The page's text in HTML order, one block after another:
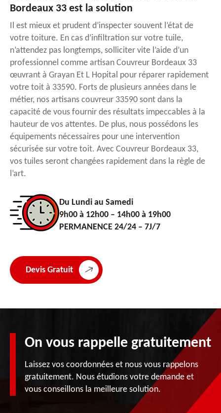
Bordeaux 33 est la solution
Il est mieux et prudent d’inspecter souvent l’état de
votre toiture. En cas d’infiltration sur votre tuile,
n’attendez pas longtemps, solliciter vite l’aide d’un
professionnel comme artisan Couvreur Bordeaux 33
œuvrant à Grayan Et L Hopital pour réparer rapidement
votre toit à 33590. Forts de plusieurs années dans le
métier, nos artisans couvreur 33590 sont dans la
capacité de vous fournir des résultats impeccables à la
hauteur de vos attentes. De plus, nous possédons les
équipements nécessaires pour une intervention
sécurisée sur votre toit. Avec Couvreur Bordeaux 33,
vos tuiles seront changées rapidement dans la règle de
l’art.
Du Lundi au Samedi
9h00 à 12h00 – 14h00 à 19h00
PERMANENCE 24/24 – 7J/7
Devis Gratuit
On vous rappelle gratuitement
Laissez vos coordonnées et nous vous rappelons
gratuitement. Nous étudions votre demande et
vous conseillons la meilleure solution.